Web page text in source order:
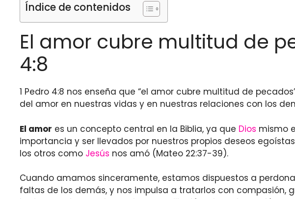
Índice de contenidos
El amor cubre multitud de
4:8
1 Pedro 4:8 nos enseña que “el amor cubre multitud de
del amor en nuestras vidas y en nuestras relaciones con los
El amor es un concepto central en la Biblia, ya que Dios mismo
importancia y ser llevados por nuestros propios deseos
los otros como Jesús nos amó (Mateo 22:37-39).
Cuando amamos sinceramente, estamos dispuestos a
faltas de los demás, y nos impulsa a tratarlos con compasión,